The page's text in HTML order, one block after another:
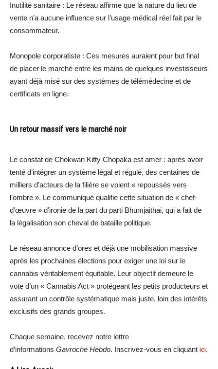
Inutilité sanitaire : Le réseau affirme que la nature du lieu de
vente n’a aucune influence sur l’usage médical réel fait par le
consommateur.
Monopole corporatiste : Ces mesures auraient pour but final
de placer le marché entre les mains de quelques investisseurs
ayant déjà misé sur des systèmes de télémédecine et de
certificats en ligne.
Un retour massif vers le marché noir
Le constat de Chokwan Kitty Chopaka est amer : après avoir
tenté d’intégrer un système légal et régulé, des centaines de
milliers d’acteurs de la filière se voient « repoussés vers
l’ombre ». Le communiqué qualifie cette situation de « chef-
d’œuvre » d’ironie de la part du parti Bhumjaithai, qui a fait de
la légalisation son cheval de bataille politique.
Le réseau annonce d’ores et déjà une mobilisation massive
après les prochaines élections pour exiger une loi sur le
cannabis véritablement équitable. Leur objectif demeure le
vote d’un « Cannabis Act » protégeant les petits producteurs et
assurant un contrôle systématique mais juste, loin des intérêts
exclusifs des grands groupes.
Chaque semaine, recevez notre lettre
d’informations Gavroche Hebdo. Inscrivez-vous en cliquant ici.